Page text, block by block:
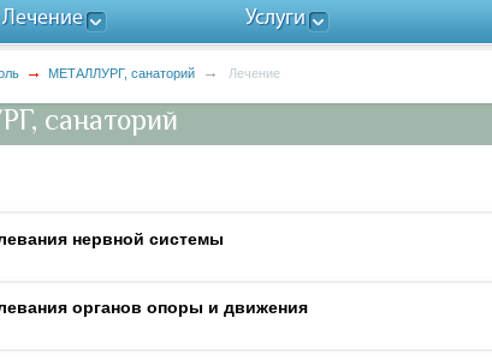
Лечение Услуги
МЕТАЛЛУРГ, санаторий Лечение
санаторий
нервной системы
органов опоры и движения